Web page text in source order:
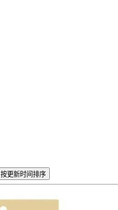
按更新时间排序